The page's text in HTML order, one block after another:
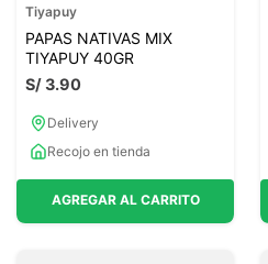
Tiyapuy
PAPAS NATIVAS MIX
TIYAPUY 40GR
S/3.90
Delivery
Recojo en tienda
AGREGAR AL CARRITO